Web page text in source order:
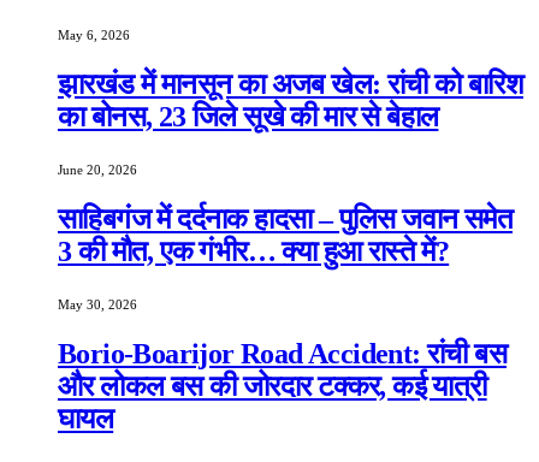
May 6, 2026
झारखंड में मानसून का अजब खेल: रांची को बारिश
का बोनस, 23 जिले सूखे की मार से बेहाल
June 20, 2026
साहिबगंज में दर्दनाक हादसा – पुलिस जवान समेत
3 की मौत, एक गंभीर… क्या हुआ रास्ते में?
May 30, 2026
Borio-Boarijor Road Accident: रांची बस
और लोकल बस की जोरदार टक्कर, कई यात्री
घायल